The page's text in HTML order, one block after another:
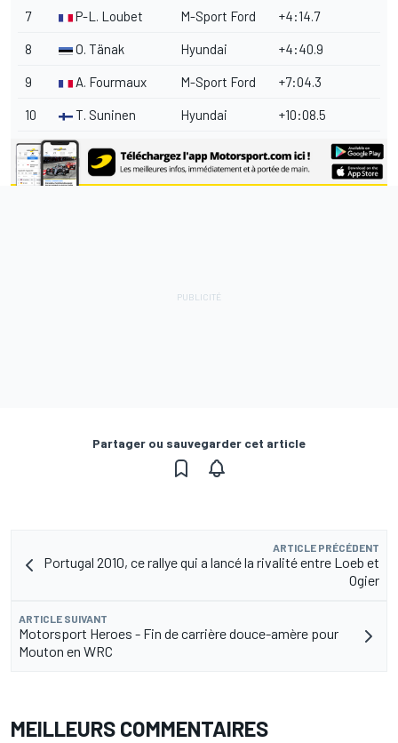
7 P-L. Loubet M-Sport Ford +4:14.7
8 O. Tänak Hyundai +4:40.9
9 A. Fourmaux M-Sport Ford +7:04.3
10 T. Suninen Hyundai +10:08.5
Partager ou sauvegarder cet article
ARTICLE PRÉCÉDENT
Portugal 2010, ce rallye qui a lancé la rivalité entre Loeb et
Ogier
ARTICLE SUIVANT
Motorsport Heroes - Fin de carrière douce-amère pour
Mouton en WRC
MEILLEURS COMMENTAIRES